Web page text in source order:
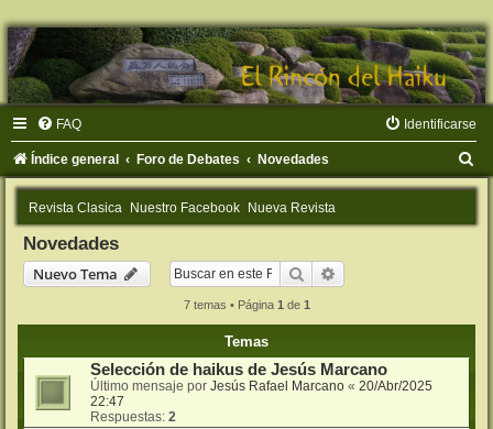
FAQ Identificarse
Índice general Foro de Debates Novedades
u
Revista Clasica Nuestro Facebook Nueva Revista
Novedades
Nuevo Tema
Buscar
7 temas • Página 1 de 1
Temas
Selección de haikus de Jesús Marcano
Último mensaje por Jesús Rafael Marcano « 20/Abr/2025
22:47
Respuestas: 2